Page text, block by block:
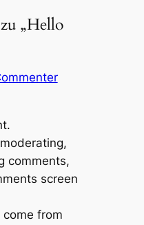
„Hello
comments,
screen
from